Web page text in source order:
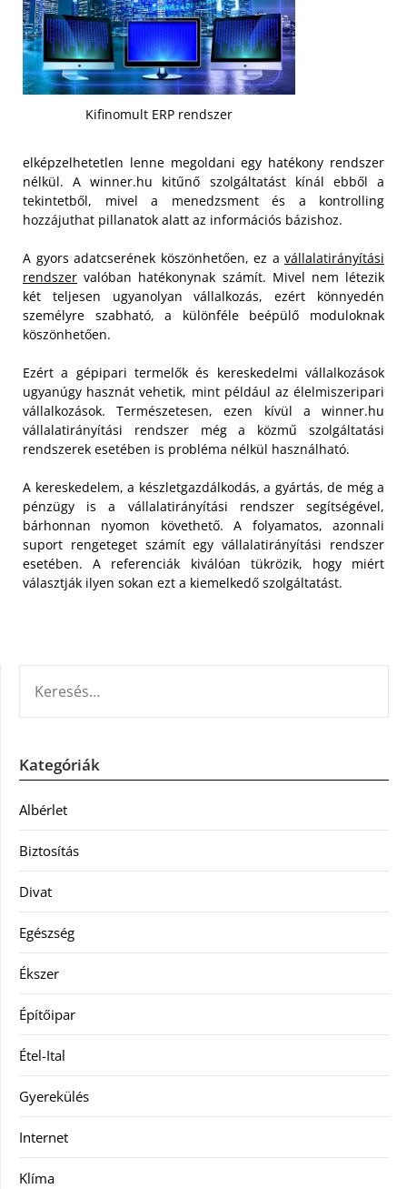
Kifinomult ERP rendszer
elképzelhetetlen lenne megoldani egy hatékony rendszer
nélkül. A winner.hu kitűnő szolgáltatást kínál ebből a
tekintetből, mivel a menedzsment és a kontrolling
hozzájuthat pillanatok alatt az információs bázishoz.
A gyors adatcserének köszönhetően, ez a vállalatirányítási
rendszer valóban hatékonynak számít. Mivel nem létezik
két teljesen ugyanolyan vállalkozás, ezért könnyedén
személyre szabható, a különféle beépülő moduloknak
köszönhetően.
Ezért a gépipari termelők és kereskedelmi vállalkozások
ugyanúgy hasznát vehetik, mint például az élelmiszeripari
vállalkozások. Természetesen, ezen kívül a winner.hu
vállalatirányítási rendszer még a közmű szolgáltatási
rendszerek esetében is probléma nélkül használható.
A kereskedelem, a készletgazdálkodás, a gyártás, de még a
pénzügy is a vállalatirányítási rendszer segítségével,
bárhonnan nyomon követhető. A folyamatos, azonnali
suport rengeteget számít egy vállalatirányítási rendszer
esetében. A referenciák kiválóan tükrözik, hogy miért
választják ilyen sokan ezt a kiemelkedő szolgáltatást.
Kategóriák
Albérlet
Biztosítás
Divat
Egészség
Ékszer
Építőipar
Étel-Ital
Gyerekülés
Internet
Klíma